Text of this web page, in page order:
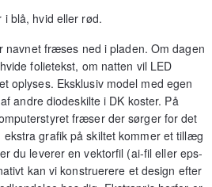
i blå, hvid eller rød.
navnet fræses ned i pladen. Om dagen
folietekst, om natten vil LED
oplyses. Eksklusiv model med egen
andre diodeskilte i DK koster. På
fræser der sørger for det
grafik på skiltet kommer et tillæg
du leverer en vektorfil (ai-fil eller eps-
kan vi konstruerere et design efter